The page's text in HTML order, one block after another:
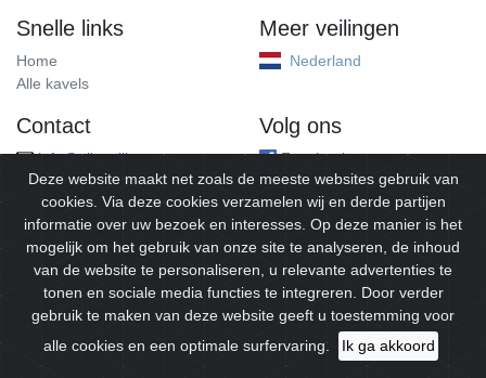
Snelle links
Home
Alle kavels
Meer veilingen
Nederland
Contact
info@alleveilingen.net
Volg ons
Facebook
© 2026Alleveilingen.Alle rechten voorbehouden.
Deze website maakt net zoals de meeste websites gebruik van
cookies. Via deze cookies verzamelen wij en derde partijen
informatie over uw bezoek en interesses. Op deze manier is het
mogelijk om het gebruik van onze site te analyseren, de inhoud
van de website te personaliseren, u relevante advertenties te
tonen en sociale media functies te integreren. Door verder
gebruik te maken van deze website geeft u toestemming voor
alle cookies en een optimale surfervaring.
Ik ga akkoord